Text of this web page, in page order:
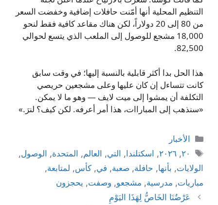
التنظيم المحلية أنها أمّنت حافلات إضافية وخفضت السعر
من 80 إلى 20 دولاراً، لكن هناك مقاعد كافية فقط لنحو
18,000 مشجع للوصول إلى الملعب الذي يتسع لحوالي
82,500.
هذا الحل بدا أكثر قابلية بالنسبة إليها؛ في وقت سابق
كانت تتساءل إن كان عليها وعلى مشجعين حريصي
التكلفة أن يمشوا إلى ميت لايف — وهو ما لا يمكن.
«سنذهب إلى المباراات، هذا أمر أعرفه. لكن كيف؟ لنرَ.»
التصنيفات
الأخبار
الوسوم
٢٠, ٢٠٢٦, اسكتلندا, التي, العالم, المتحدة, الوصول,
الولايات, بأنها, حافلة, صعبة, في, كأس, لمتابعة,
مباريات, مدرسية, مشجعو, وصفت, يحجزون
عَرْضُنَا الخَاصُّ لِهَذَا اليَوْمِ